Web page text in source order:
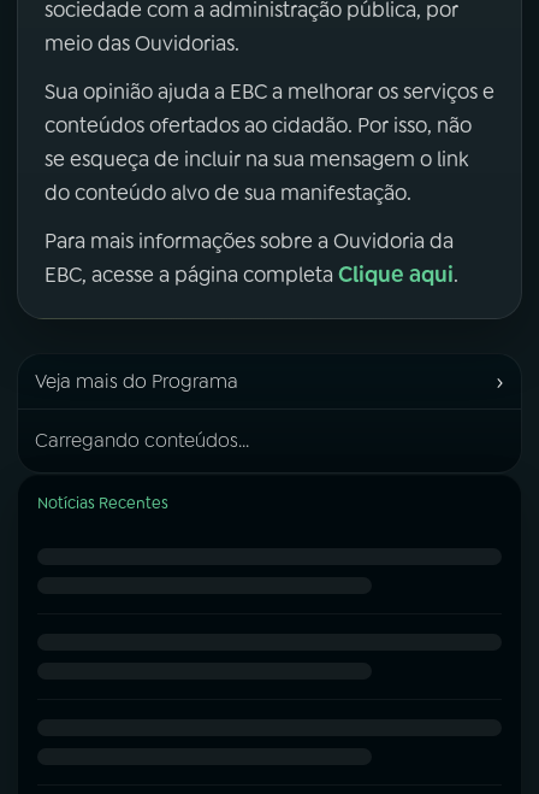
sociedade com a administração pública, por
meio das Ouvidorias.
Sua opinião ajuda a EBC a melhorar os serviços e
conteúdos ofertados ao cidadão. Por isso, não
se esqueça de incluir na sua mensagem o link
do conteúdo alvo de sua manifestação.
Para mais informações sobre a Ouvidoria da
EBC, acesse a página completa Clique aqui.
Veja mais do Programa ›
Carregando conteúdos...
Notícias Recentes